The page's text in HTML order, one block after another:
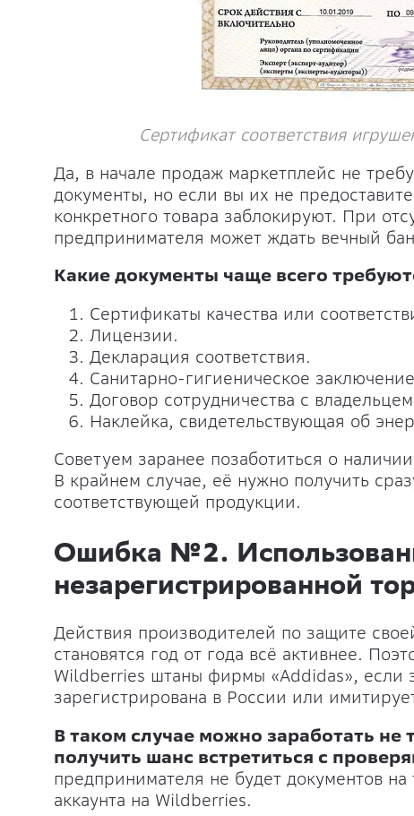
Сертификат соответствия
Да, в начале продаж маркетплейс не
документы, но если вы их не
конкретного товара заблокируют. При
предпринимателя может ждать вечный
Какие документы чаще всего
Сертификаты качества или
Лицензии.
Декларация соответствия.
Санитарно-гигиеническое
Договор сотрудничества с
Наклейка, свидетельствующая об
Советуем заранее позаботиться о
В крайнем случае, её нужно получить
соответствующей продукции.
Ошибка №2.
незарегистрированной
Действия производителей по защите
становятся год от года всё активнее.
Wildberries штаны фирмы «Addidas», если
зарегистрирована в России или
В таком случае можно заработать не
получить шанс встретиться с
предпринимателя не будет документов
аккаунта на Wildberries.